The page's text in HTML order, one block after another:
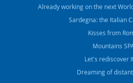
Already working on the next
Sardegna: the Italian
Kisses from
Mountains
Let's rediscover
Dreaming of